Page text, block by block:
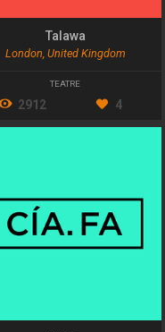
Talawa
London, United Kingdom
TEATRE
2912 4